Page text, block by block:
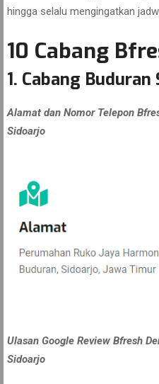
hingga selalu mengingatkan
10 Cabang
1. Cabang Buduran
Alamat dan Nomor Telepon
Sidoarjo
Ulasan Google Review Bfresh
Sidoarjo